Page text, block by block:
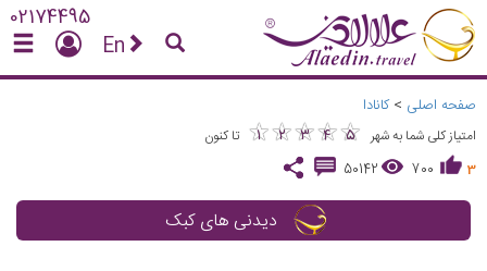
02174495
En
صفحه اصلی > کانادا
امتیاز کلی شما به شهر ★
1 ★
2 ★
3 ★
4 ★
5
★★★★★
تا کنون
3
700
50142
دیدنی های کبک